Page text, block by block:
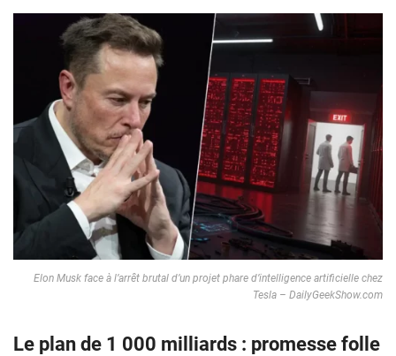
Elon Musk face à l’arrêt brutal d’un projet phare d’intelligence artificielle chez
Tesla – DailyGeekShow.com
Le plan de 1 000 milliards : promesse folle